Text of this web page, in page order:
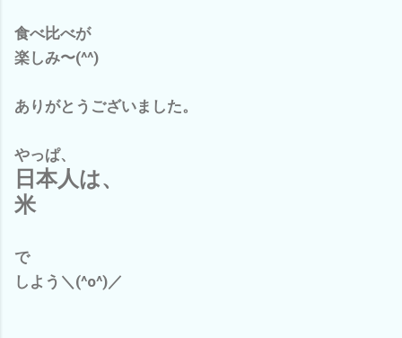
食べ比べが
楽しみ〜(^^)
ありがとうございました。
やっぱ、
日本人は、
米
で
しよう＼(^o^)／